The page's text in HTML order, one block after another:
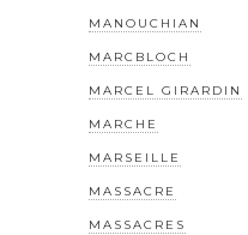
MANOUCHIAN
MARCBLOCH
MARCEL GIRARDIN
MARCHE
MARSEILLE
MASSACRE
MASSACRES